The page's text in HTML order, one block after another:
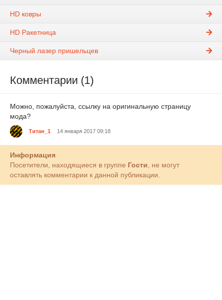
HD ковры
HD Ракетница
Черный лазер пришельцев
Комментарии (1)
Можно, пожалуйста, ссылку на оригинальную страницу
мода?
Титан_1 14 января 2017 09:18
Информация
Посетители, находящиеся в группе Гости , не могут
оставлять комментарии к данной публикации.